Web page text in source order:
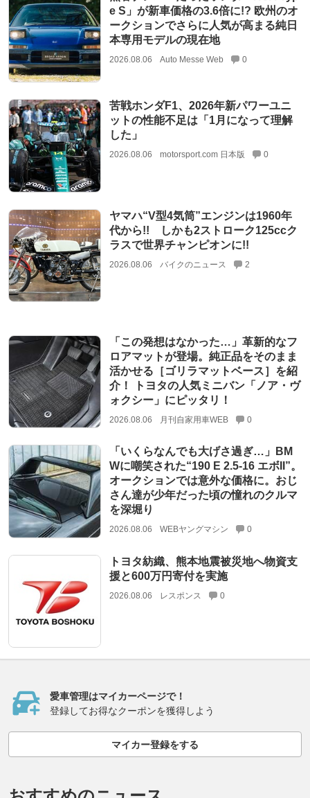
e S」が新車価格の3.6倍に!? 欧州のオ
ークションでさらに人気が高まる純日
本専用モデルの現在地
2026.08.06 Auto Messe Web 0
苦戦ホンダF1、2026年新パワーユニ
ットの性能不足は「1月になって理解
した」
2026.08.06 motorsport.com 日本版 0
ヤマハ“V型4気筒”エンジンは1960年
代から!! しかも2ストローク125ccク
ラスで世界チャンピオンに!!
2026.08.06 バイクのニュース 2
「この発想はなかった…」革新的なフ
ロアマットが登場。純正品をそのまま
活かせる［ゴリラマットベース］を紹
介！ トヨタの人気ミニバン「ノア・ヴ
ォクシー」にピッタリ！
2026.08.06 月刊自家用車WEB 0
「いくらなんでも大げさ過ぎ…」BM
Wに嘲笑された“190 E 2.5-16 エボII”。
オークションでは意外な価格に。おじ
さん達が少年だった頃の憧れのクルマ
を深堀り
2026.08.06 WEBヤングマシン 0
トヨタ紡織、熊本地震被災地へ物資支
援と600万円寄付を実施
2026.08.06 レスポンス 0
愛車管理はマイカーページで！
登録してお得なクーポンを獲得しよう
マイカー登録をする